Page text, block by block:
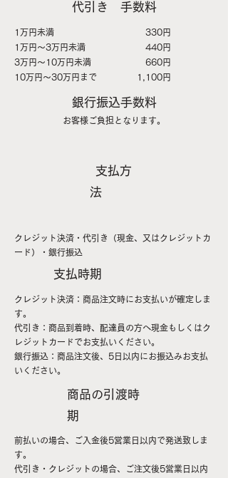
代引き 手数料
1万円未満 330円
1万円〜3万円未満 440円
3万円〜10万円未満 660円
10万円〜30万円まで 1,100円
銀行振込手数料
お客様ご負担となります。
支払方
法
クレジット決済・代引き（現金、又はクレジットカ
ード）・銀行振込
支払時期
クレジット決済：商品注文時にお支払いが確定しま
す。
代引き：商品到着時、配達員の方へ現金もしくはク
レジットカードでお支払いください。
銀行振込：商品注文後、5日以内にお振込みお支払
いください。
商品の引渡時
期
前払いの場合、ご入金後5営業日以内で発送致しま
す。
​代引き・クレジットの場合、ご注文後5営業日以内